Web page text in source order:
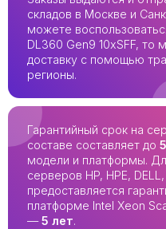
складов в Москве и
можете
DL360 Gen9 10xSFF,
доставку с помощью
регионы.
Гарантийный срок на
составе составляет до
модели и платформы.
серверов HP, HPE,
предоставляется
платформе Intel Xeon
—5 лет.